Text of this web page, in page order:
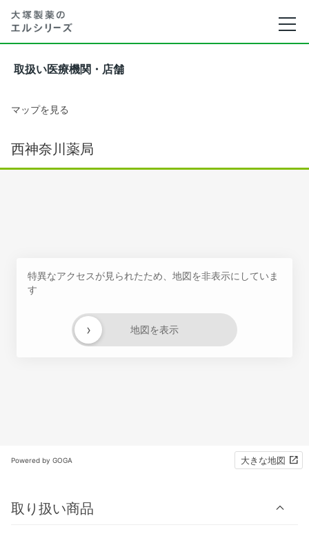
取扱い医療機関・店舗
マップを見る
西神奈川薬局
特異なアクセスが見られたため、地図を非表示にしていま
す
地図を表示
›
Powered by GOGA 大きな地図
取り扱い商品